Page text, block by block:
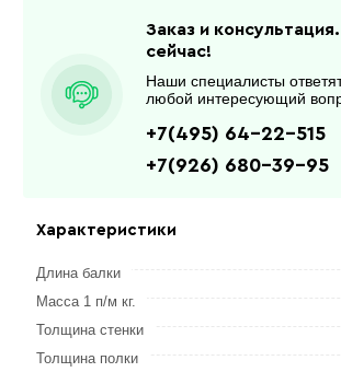
Характеристики
Длина балки
Масса 1 п/м кг.
Толщина стенки
Толщина полки
Заказ и
сейчас!
Наши специалисты
любой интересующий
+7(495) 64-22-515
+7(926) 680-39-95